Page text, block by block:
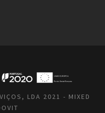
LDA 2021 - MIXED